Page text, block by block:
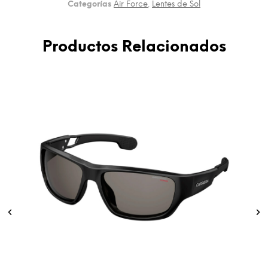
Categorías Air Force, Lentes de Sol
Productos Relacionados